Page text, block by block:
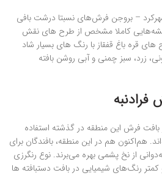
– بروجن فرش‌های نسبتا درشت بافی
کاملا مشخص از طرح های نقش
های قره باغ قفقاز با رنگ های بسیار شاد
زرد، سبز چمنی و آبی روشن بافته
فرش این منطقه در گذشته استفاده
هم در این منطقه، بافندگان برای
از نخ پشمی بهره می‌برند. نوع رنگرزی
رنگ‌های شیمیایی در بافت دستبافته‌ ها